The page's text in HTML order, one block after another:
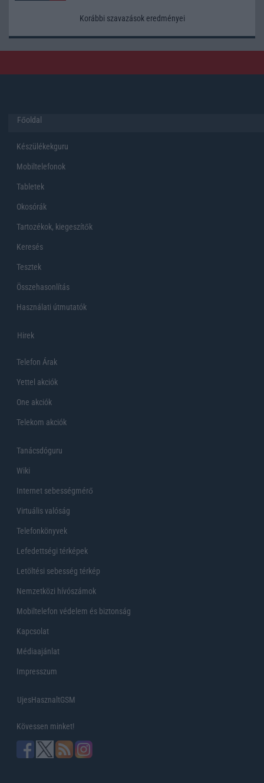
Korábbi szavazások eredményei
Főoldal
Készülékekguru
Mobiltelefonok
Tabletek
Okosórák
Tartozékok, kiegeszítők
Keresés
Tesztek
Összehasonlítás
Használati útmutatók
Hirek
Telefon Árak
Yettel akciók
One akciók
Telekom akciók
Tanácsdóguru
Wiki
Internet sebességmérő
Virtuális valóság
Telefonkönyvek
Lefedettségi térképek
Letöltési sebesség térkép
Nemzetközi hívószámok
Mobiltelefon védelem és biztonság
Kapcsolat
Médiaajánlat
Impresszum
UjesHasznaltGSM
Kövessen minket!